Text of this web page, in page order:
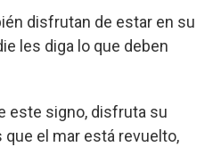
disfrutan de estar en su
les diga lo que deben
este signo, disfruta su
que el mar está revuelto,